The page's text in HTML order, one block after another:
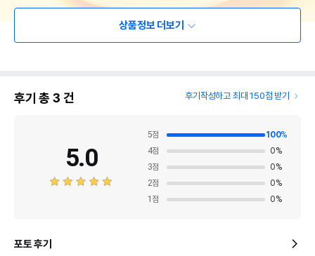
상품정보 더보기
후기 총 3 건 후기작성하고 최대 150점 받기
5.0
5점 100%
4점 0%
3점 0%
2점 0%
1 점 0%
포토 후기